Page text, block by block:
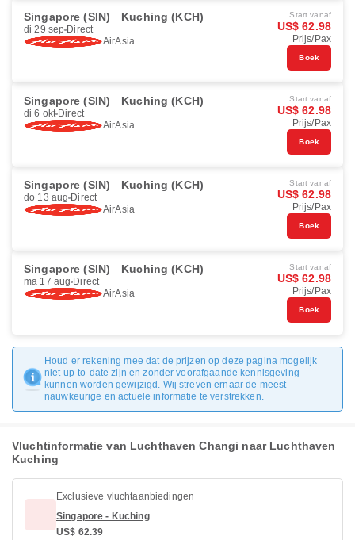
Singapore (SIN) Kuching (KCH)
di 29 sep Direct
AirAsia
Start vanaf
US$ 62.98
Prijs/Pax
Boek
Singapore (SIN) Kuching (KCH)
di 6 okt Direct
AirAsia
Start vanaf
US$ 62.98
Prijs/Pax
Boek
Singapore (SIN) Kuching (KCH)
do 13 aug Direct
AirAsia
Start vanaf
US$ 62.98
Prijs/Pax
Boek
Singapore (SIN) Kuching (KCH)
ma 17 aug Direct
AirAsia
Start vanaf
US$ 62.98
Prijs/Pax
Boek
Houd er rekening mee dat de prijzen op deze pagina mogelijk
niet up-to-date zijn en zonder voorafgaande kennisgeving
kunnen worden gewijzigd. Wij streven ernaar de meest
nauwkeurige en actuele informatie te verstrekken.
Vluchtinformatie van Luchthaven Changi naar Luchthaven
Kuching
Exclusieve vluchtaanbiedingen
Singapore - Kuching
US$ 62.39